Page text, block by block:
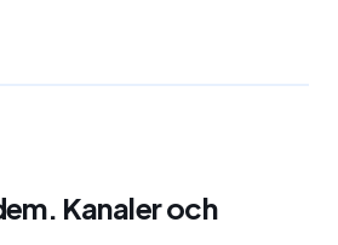
Kanaler och